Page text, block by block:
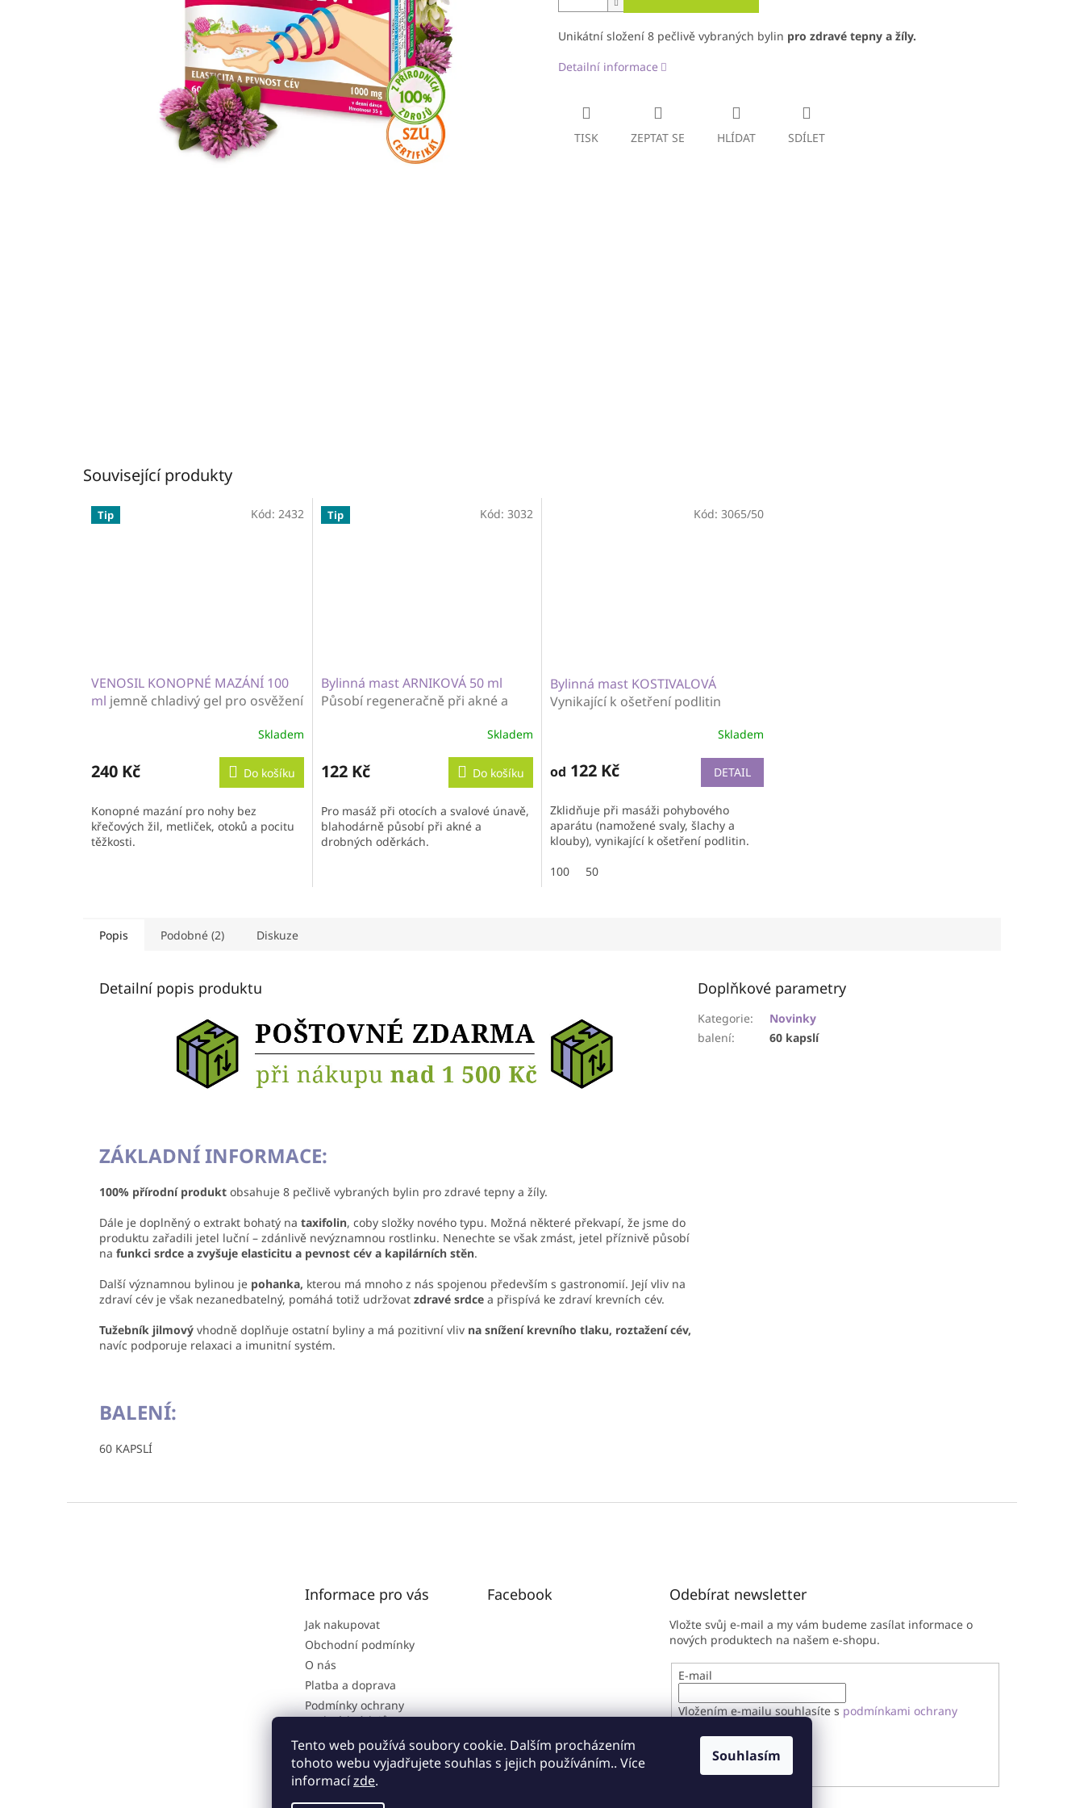
Tento web používá soubory cookie. Dalším procházením
tohoto webu vyjadřujete souhlas s jejich používáním.. Více
informacízde.
Souhlasím
Unikátní složení 8 pečlivě vybraných bylin pro zdravé tepny a žíly.
Detailní informace
TISK ZEPTAT SE HLÍDAT SDÍLET
Související produkty
Tip
VENOSIL KONOPNÉ MAZÁNÍ 100
ml jemně chladivý gel pro osvěžení
Skladem
240 Kč Do košíku
Konopné mazání pro nohy bez
křečových žil, metliček, otoků a pocitu
těžkosti.
Kód: 2432 Tip
Bylinná mast ARNIKOVÁ 50 ml
Působí regeneračně při akné a
Skladem
122 Kč Do košíku
Pro masáž při otocích a svalové únavě,
blahodárně působí při akné a
drobných oděrkách.
Kód: 3032
Bylinná mast KOSTIVALOVÁ
Vynikající k ošetření podlitin
Skladem
od 122 Kč DETAIL
Zklidňuje při masáži pohybového
aparátu (namožené svaly, šlachy a
klouby), vynikající k ošetření podlitin.
100
50
Kód: 3065/50
Popis Podobné (2) Diskuze
Detailní popis produktu
ZÁKLADNÍ INFORMACE:
100% přírodní produkt obsahuje 8 pečlivě vybraných bylin pro zdravé tepny a žíly.
Dále je doplněný o extrakt bohatý na taxifolin, coby složky nového typu. Možná některé překvapí, že jsme do
produktu zařadili jetel luční – zdánlivě nevýznamnou rostlinku. Nenechte se však zmást, jetel příznivě působí
na funkci srdce a zvyšuje elasticitu a pevnost cév a kapilárních stěn.
Další významnou bylinou je pohanka, kterou má mnoho z nás spojenou především s gastronomií. Její vliv na
zdraví cév je však nezanedbatelný, pomáhá totiž udržovat zdravé srdce a přispívá ke zdraví krevních cév.
Tužebník jilmový vhodně doplňuje ostatní byliny a má pozitivní vliv na snížení krevního tlaku, roztažení cév,
navíc podporuje relaxaci a imunitní systém.
BALENÍ:
60 KAPSLÍ
Doplňkové parametry
Kategorie:
Novinky
balení: 60 kapslí
Informace pro vás
Jak nakupovat
Obchodní podmínky
O nás
Platba a doprava
Podmínky ochrany
osobních údajů
Reklamační řád
Facebook Odebírat newsletter
Vložte svůj e-mail a my vám budeme zasílat informace o
nových produktech na našem e-shopu.
E-mail
Vložením e-mailu souhlasíte s podmínkami ochrany
PŘIHLÁSIT SE